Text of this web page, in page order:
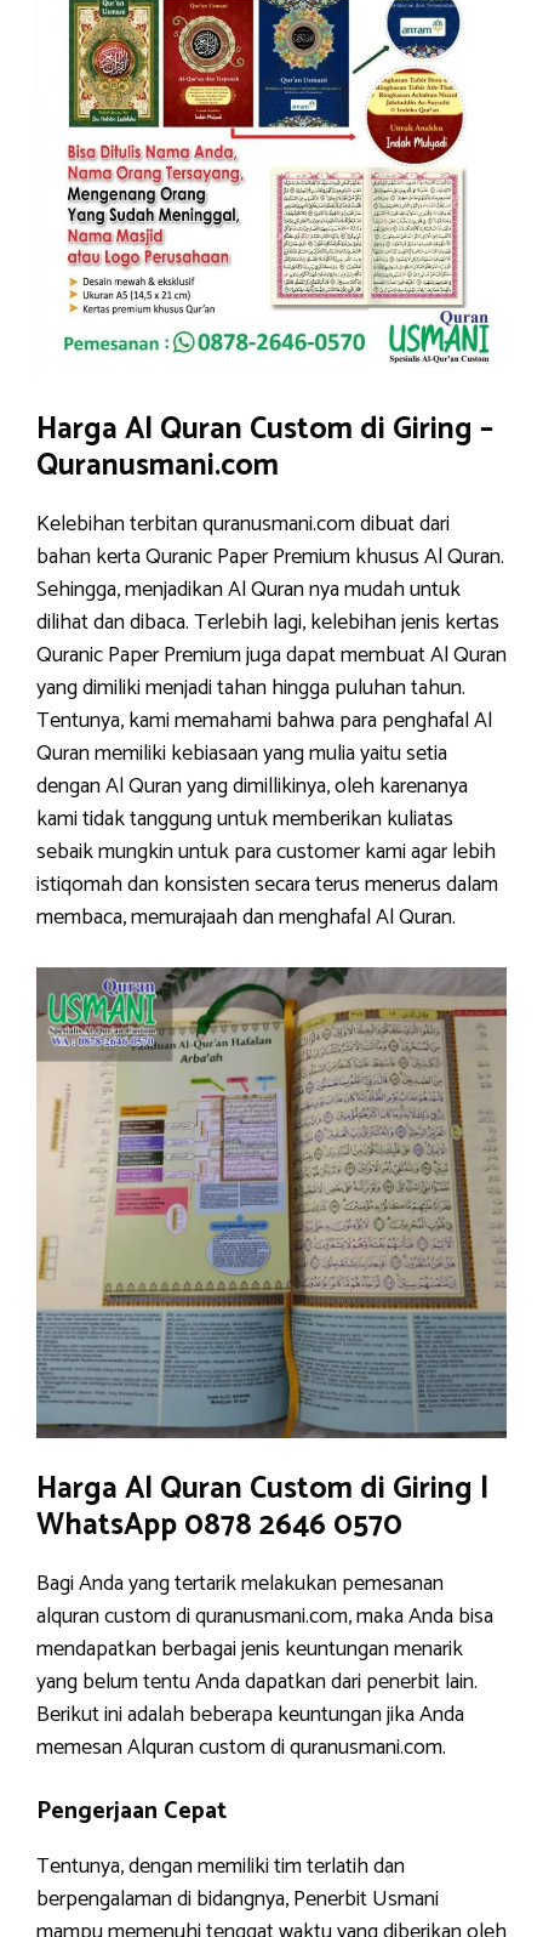
Harga Al Quran Custom di Giring –
Quranusmani.com
Kelebihan terbitan quranusmani.com dibuat dari
bahan kerta Quranic Paper Premium khusus Al Quran.
Sehingga, menjadikan Al Quran nya mudah untuk
dilihat dan dibaca. Terlebih lagi, kelebihan jenis kertas
Quranic Paper Premium juga dapat membuat Al Quran
yang dimiliki menjadi tahan hingga puluhan tahun.
Tentunya, kami memahami bahwa para penghafal Al
Quran memiliki kebiasaan yang mulia yaitu setia
dengan Al Quran yang dimillikinya, oleh karenanya
kami tidak tanggung untuk memberikan kuliatas
sebaik mungkin untuk para customer kami agar lebih
istiqomah dan konsisten secara terus menerus dalam
membaca, memurajaah dan menghafal Al Quran.
Harga Al Quran Custom di Giring |
WhatsApp 0878 2646 0570
Bagi Anda yang tertarik melakukan pemesanan
alquran custom di quranusmani.com, maka Anda bisa
mendapatkan berbagai jenis keuntungan menarik
yang belum tentu Anda dapatkan dari penerbit lain.
Berikut ini adalah beberapa keuntungan jika Anda
memesan Alquran custom di quranusmani.com.
Pengerjaan Cepat
Tentunya, dengan memiliki tim terlatih dan
berpengalaman di bidangnya, Penerbit Usmani